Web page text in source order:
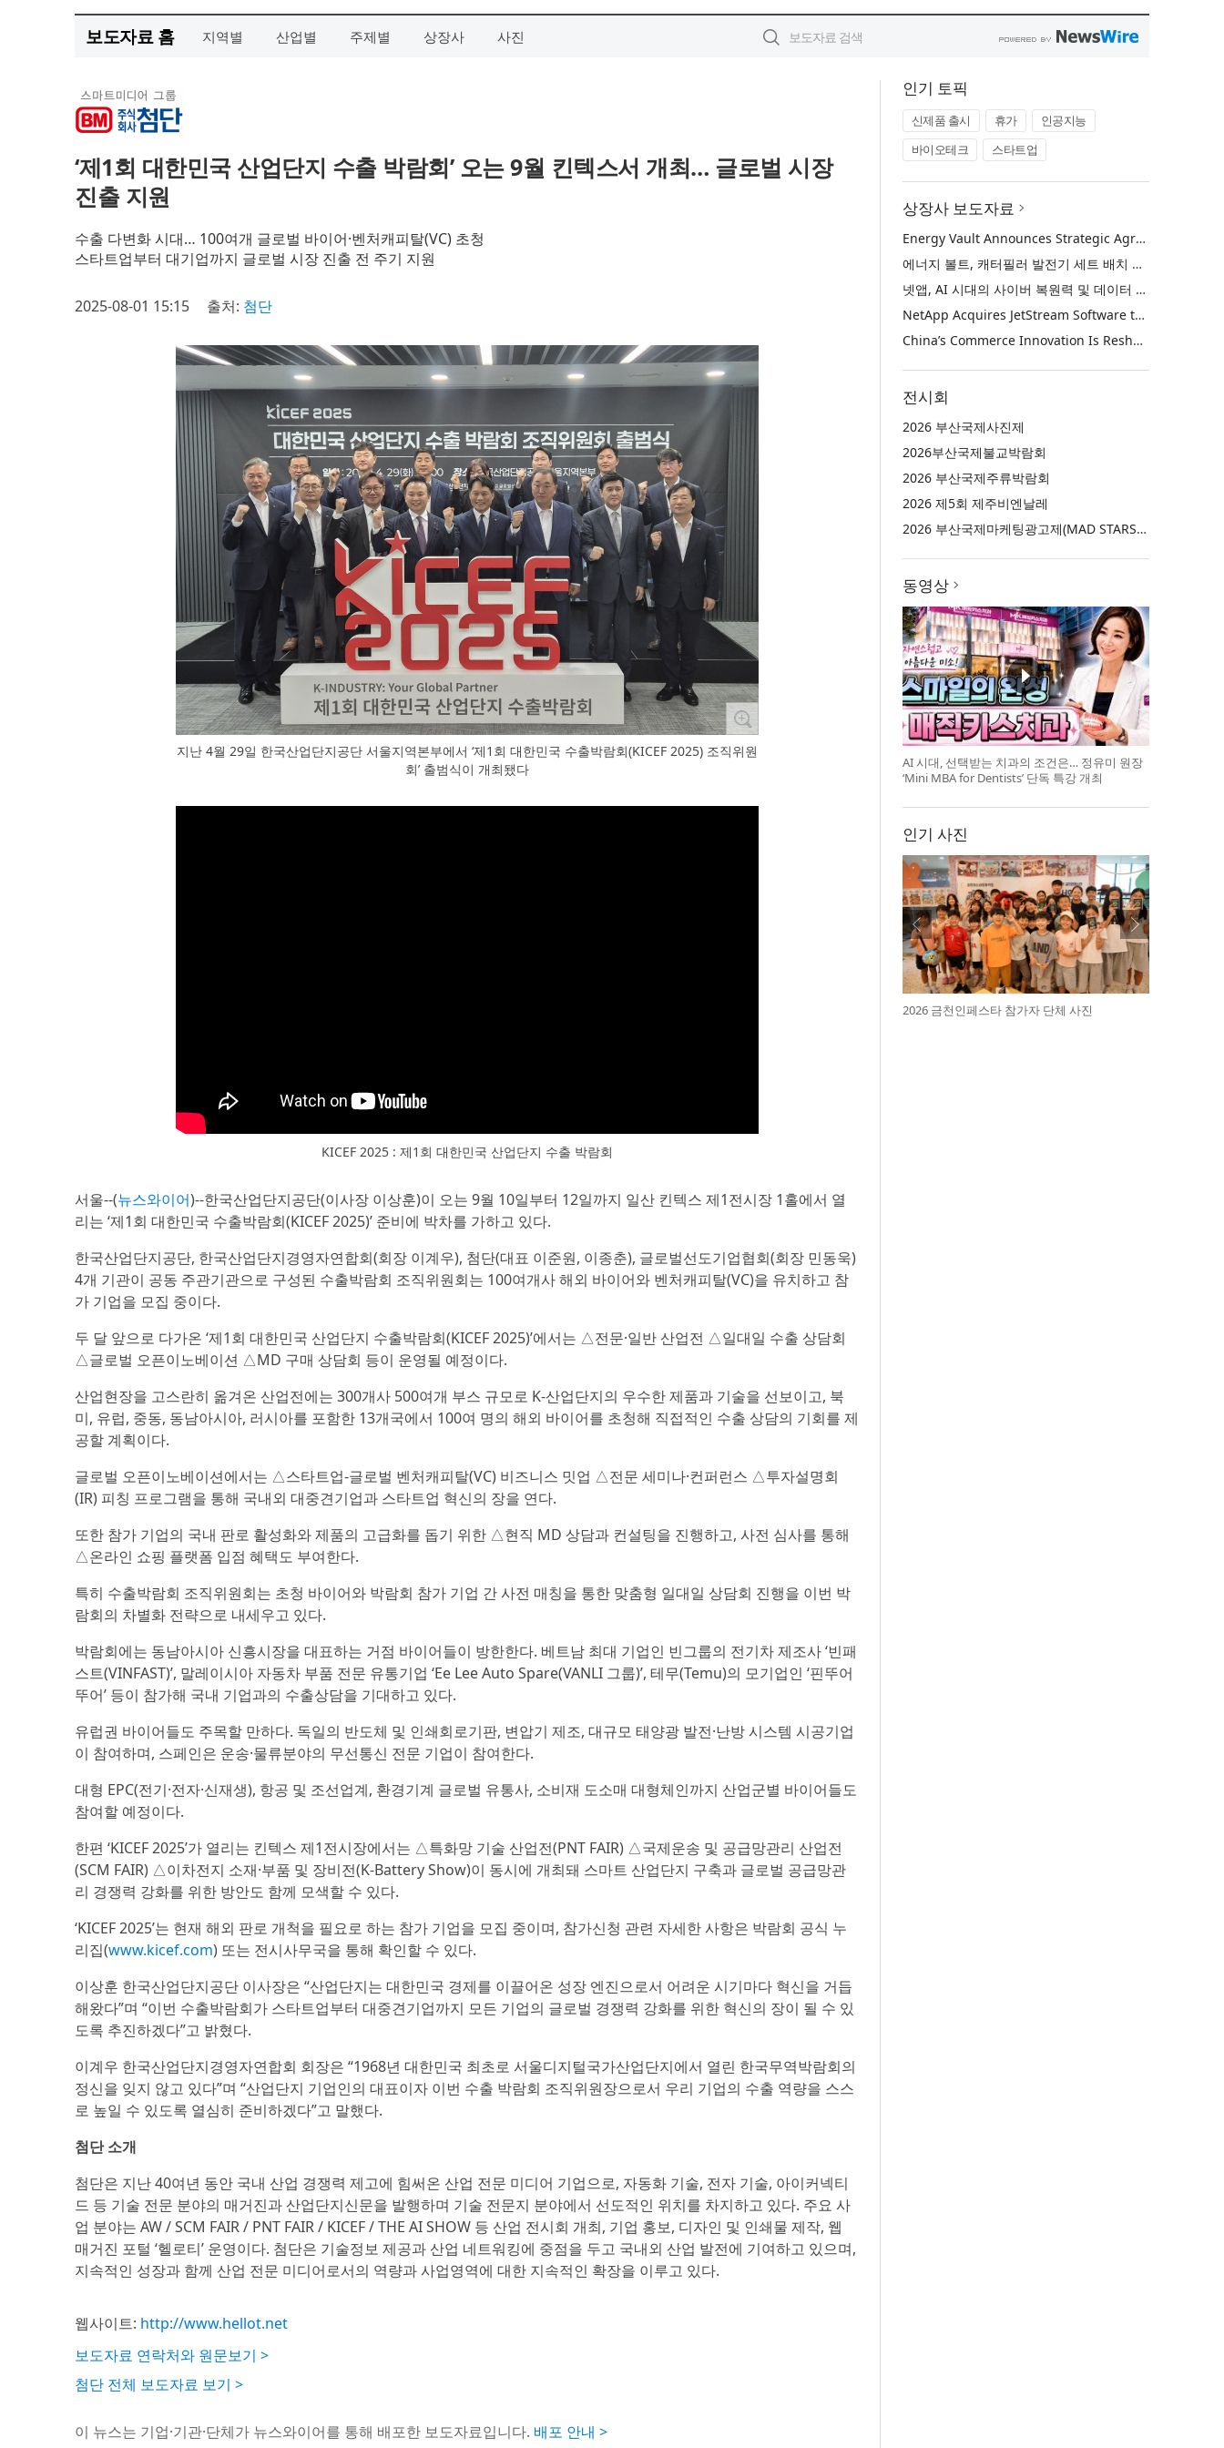
보도자료 홈 지역별 산업별 주제별 상장사 사진
‘제1회 대한민국 산업단지 수출 박람회’ 오는 9월 킨텍스서 개최… 글로벌 시장
진출 지원
수출 다변화 시대… 100여개 글로벌 바이어·벤처캐피탈(VC) 초청
스타트업부터 대기업까지 글로벌 시장 진출 전 주기 지원
2025-08-01 15:15 출처: 첨단
지난 4월 29일 한국산업단지공단 서울지역본부에서 ‘제1회 대한민국 수출박람회(KICEF 2025) 조직위원
회’ 출범식이 개최됐다
KICEF 2025 : 제1회 대한민국 산업단지 수출 박람회
서울--(뉴스와이어)--한국산업단지공단(이사장 이상훈)이 오는 9월 10일부터 12일까지 일산 킨텍스 제1전시장 1홀에서 열
리는 ‘제1회 대한민국 수출박람회(KICEF 2025)’ 준비에 박차를 가하고 있다.
한국산업단지공단, 한국산업단지경영자연합회(회장 이계우), 첨단(대표 이준원, 이종춘), 글로벌선도기업협회(회장 민동욱)
4개 기관이 공동 주관기관으로 구성된 수출박람회 조직위원회는 100여개사 해외 바이어와 벤처캐피탈(VC)을 유치하고 참
가 기업을 모집 중이다.
두 달 앞으로 다가온 ‘제1회 대한민국 산업단지 수출박람회(KICEF 2025)’에서는 △전문·일반 산업전 △일대일 수출 상담회
△글로벌 오픈이노베이션 △MD 구매 상담회 등이 운영될 예정이다.
산업현장을 고스란히 옮겨온 산업전에는 300개사 500여개 부스 규모로 K-산업단지의 우수한 제품과 기술을 선보이고, 북
미, 유럽, 중동, 동남아시아, 러시아를 포함한 13개국에서 100여 명의 해외 바이어를 초청해 직접적인 수출 상담의 기회를 제
공할 계획이다.
글로벌 오픈이노베이션에서는 △스타트업-글로벌 벤처캐피탈(VC) 비즈니스 밋업 △전문 세미나·컨퍼런스 △투자설명회
(IR) 피칭 프로그램을 통해 국내외 대중견기업과 스타트업 혁신의 장을 연다.
또한 참가 기업의 국내 판로 활성화와 제품의 고급화를 돕기 위한 △현직 MD 상담과 컨설팅을 진행하고, 사전 심사를 통해
△온라인 쇼핑 플랫폼 입점 혜택도 부여한다.
특히 수출박람회 조직위원회는 초청 바이어와 박람회 참가 기업 간 사전 매칭을 통한 맞춤형 일대일 상담회 진행을 이번 박
람회의 차별화 전략으로 내세우고 있다.
박람회에는 동남아시아 신흥시장을 대표하는 거점 바이어들이 방한한다. 베트남 최대 기업인 빈그룹의 전기차 제조사 ‘빈패
스트(VINFAST)’, 말레이시아 자동차 부품 전문 유통기업 ‘Ee Lee Auto Spare(VANLI 그룹)’, 테무(Temu)의 모기업인 ‘핀뚜어
뚜어’ 등이 참가해 국내 기업과의 수출상담을 기대하고 있다.
유럽권 바이어들도 주목할 만하다. 독일의 반도체 및 인쇄회로기판, 변압기 제조, 대규모 태양광 발전·난방 시스템 시공기업
이 참여하며, 스페인은 운송·물류분야의 무선통신 전문 기업이 참여한다.
대형 EPC(전기·전자·신재생), 항공 및 조선업계, 환경기계 글로벌 유통사, 소비재 도소매 대형체인까지 산업군별 바이어들도
참여할 예정이다.
한편 ‘KICEF 2025’가 열리는 킨텍스 제1전시장에서는 △특화망 기술 산업전(PNT FAIR) △국제운송 및 공급망관리 산업전
(SCM FAIR) △이차전지 소재·부품 및 장비전(K-Battery Show)이 동시에 개최돼 스마트 산업단지 구축과 글로벌 공급망관
리 경쟁력 강화를 위한 방안도 함께 모색할 수 있다.
‘KICEF 2025’는 현재 해외 판로 개척을 필요로 하는 참가 기업을 모집 중이며, 참가신청 관련 자세한 사항은 박람회 공식 누
리집(www.kicef.com) 또는 전시사무국을 통해 확인할 수 있다.
이상훈 한국산업단지공단 이사장은 “산업단지는 대한민국 경제를 이끌어온 성장 엔진으로서 어려운 시기마다 혁신을 거듭
해왔다”며 “이번 수출박람회가 스타트업부터 대중견기업까지 모든 기업의 글로벌 경쟁력 강화를 위한 혁신의 장이 될 수 있
도록 추진하겠다”고 밝혔다.
이계우 한국산업단지경영자연합회 회장은 “1968년 대한민국 최초로 서울디지털국가산업단지에서 열린 한국무역박람회의
정신을 잊지 않고 있다”며 “산업단지 기업인의 대표이자 이번 수출 박람회 조직위원장으로서 우리 기업의 수출 역량을 스스
로 높일 수 있도록 열심히 준비하겠다”고 말했다.
첨단 소개
첨단은 지난 40여년 동안 국내 산업 경쟁력 제고에 힘써온 산업 전문 미디어 기업으로, 자동화 기술, 전자 기술, 아이커넥티
드 등 기술 전문 분야의 매거진과 산업단지신문을 발행하며 기술 전문지 분야에서 선도적인 위치를 차지하고 있다. 주요 사
업 분야는 AW / SCM FAIR / PNT FAIR / KICEF / THE AI SHOW 등 산업 전시회 개최, 기업 홍보, 디자인 및 인쇄물 제작, 웹
매거진 포털 ‘헬로티’ 운영이다. 첨단은 기술정보 제공과 산업 네트워킹에 중점을 두고 국내외 산업 발전에 기여하고 있으며,
지속적인 성장과 함께 산업 전문 미디어로서의 역량과 사업영역에 대한 지속적인 확장을 이루고 있다.
웹사이트: http://www.hellot.net
보도자료 연락처와 원문보기 >
첨단 전체 보도자료 보기 >
이 뉴스는 기업·기관·단체가 뉴스와이어를 통해 배포한 보도자료입니다. 배포 안내 >
인기 토픽
신제품 출시 휴가
인공지능
바이오테크
스타트업
상장사 보도자료
Energy Vault Announces Strategic Agreement to Deploy 1.25 GW of Integrated Power Infrastructure for Hyperscaler AI Data Center with Leading Power Generation EPC Deploying Caterpillar Gensets
에너지 볼트, 캐터필러 발전기 세트 배치 중인 선도적인 발전 EPC를 통해 하이퍼스케일러 AI 데이터센터를 위한 1.25 GW 통합 전력 인프라 구축을 위한 전략적 계약 체결
넷앱, AI 시대의 사이버 복원력 및 데이터 보호 강화를 위해 젯스트림 소프트웨어 인수
NetApp Acquires JetStream Software to Advance Cyber Resilience and Data Protection for the AI Era
China’s Commerce Innovation Is Reshaping Global Retail
전시회
2026 부산국제사진제
2026부산국제불교박람회
2026 부산국제주류박람회
2026 제5회 제주비엔날레
2026 부산국제마케팅광고제(MAD STARS 2026)
동영상
AI 시대, 선택받는 치과의 조건은… 정유미 원장
‘Mini MBA for Dentists’ 단독 특강 개최
인기 사진
2026 금천인페스타 참가자 단체 사진